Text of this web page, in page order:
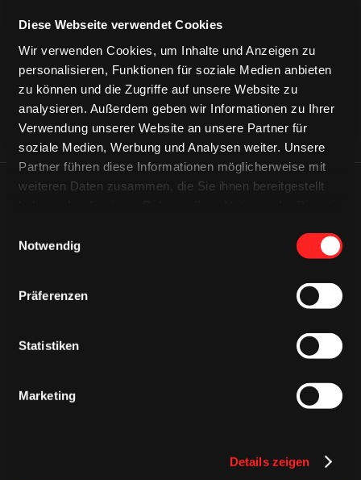
Diese Webseite verwendet Cookies
Wir verwenden Cookies, um Inhalte und Anzeigen zu
personalisieren, Funktionen für soziale Medien anbieten
zu können und die Zugriffe auf unsere Website zu
analysieren. Außerdem geben wir Informationen zu Ihrer
Verwendung unserer Website an unsere Partner für
soziale Medien, Werbung und Analysen weiter. Unsere
Partner führen diese Informationen möglicherweise mit
weiteren Daten zusammen, die Sie ihnen bereitgestellt
Notwendig
Präferenzen
Statistiken
Marketing
Details zeigen
CAPS & CO
CAPS & CO